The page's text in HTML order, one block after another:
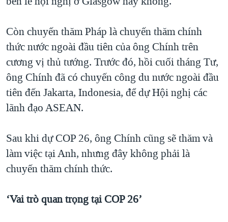
Còn chuyến thăm Pháp là chuyến thăm chính
thức nước ngoài đầu tiên của ông Chính trên
cương vị thủ tướng. Trước đó, hồi cuối tháng Tư,
ông Chính đã có chuyến công du nước ngoài đầu
tiên đến Jakarta, Indonesia, để dự Hội nghị các
lãnh đạo ASEAN.
Sau khi dự COP 26, ông Chính cũng sẽ thăm và
làm việc tại Anh, nhưng đây không phải là
chuyến thăm chính thức.
‘Vai trò quan trọng tại COP 26’